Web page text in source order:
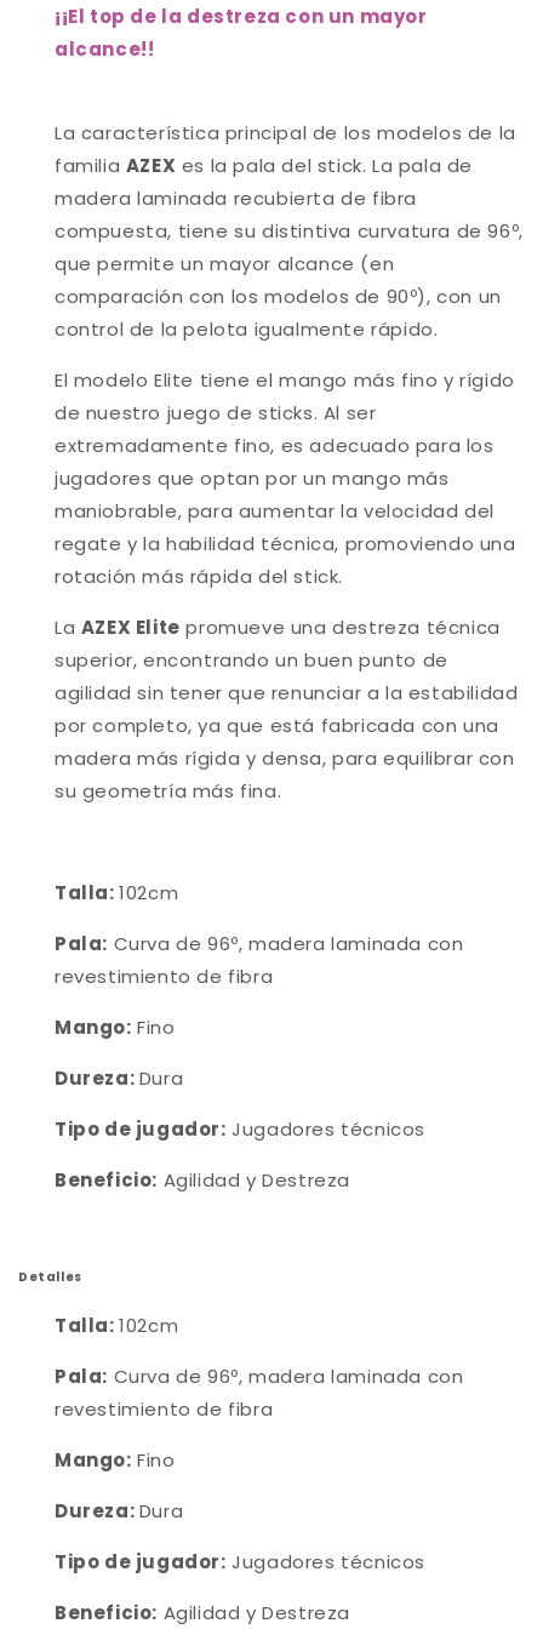
¡¡El top de la destreza con un mayor
alcance!!
La característica principal de los modelos de la
familia AZEX es la pala del stick. La pala de
madera laminada recubierta de fibra
compuesta, tiene su distintiva curvatura de 96º,
que permite un mayor alcance (en
comparación con los modelos de 90º), con un
control de la pelota igualmente rápido.
El modelo Elite tiene el mango más fino y rígido
de nuestro juego de sticks. Al ser
extremadamente fino, es adecuado para los
jugadores que optan por un mango más
maniobrable, para aumentar la velocidad del
regate y la habilidad técnica, promoviendo una
rotación más rápida del stick.
La AZEX Elite promueve una destreza técnica
superior, encontrando un buen punto de
agilidad sin tener que renunciar a la estabilidad
por completo, ya que está fabricada con una
madera más rígida y densa, para equilibrar con
su geometría más fina.
Talla: 102cm
Pala: Curva de 96º, madera laminada con
revestimiento de fibra
Mango: Fino
Dureza:Dura
Tipo de jugador: Jugadores técnicos
Beneficio: Agilidad y Destreza
Detalles
Talla: 102cm
Pala: Curva de 96º, madera laminada con
revestimiento de fibra
Mango: Fino
Dureza:Dura
Tipo de jugador: Jugadores técnicos
Beneficio: Agilidad y Destreza